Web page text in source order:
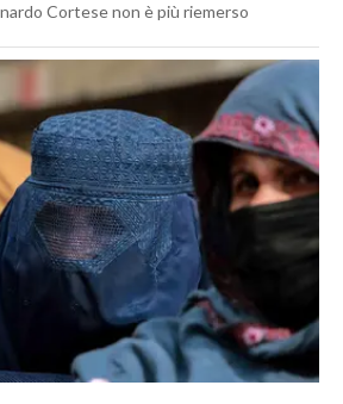
Cortese non è più riemerso